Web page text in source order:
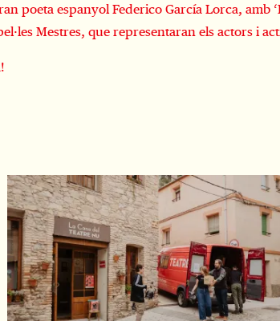
poeta espanyol Federico García Lorca, amb
Mestres, que representaran els actors i